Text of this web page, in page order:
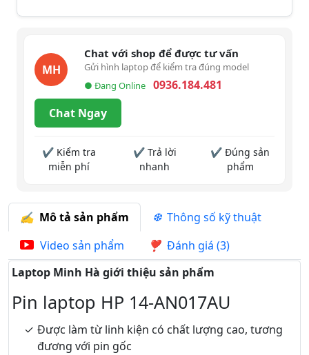
MH
Chat với shop để được tư vấn
Gửi hình laptop để kiểm tra đúng model
● Đang Online
0936.184.481
Chat Ngay
✔ Kiểm tra
miễn phí
✔ Trả lời
nhanh
✔ Đúng sản
phẩm
Mô tả sản phẩm
Thông số kỹ thuật
Video sản phẩm
Đánh giá (3)
Laptop Minh Hà giới thiệu sản phẩm
Pin laptop HP 14-AN017AU
Được làm từ linh kiện có chất lượng cao, tương
đương với pin gốc